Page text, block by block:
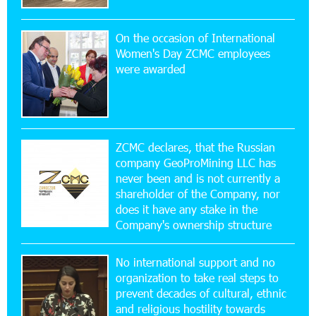
16:29:04 20-07-2026
Ucom Sales and Service Center Reopens at 3/47
Yerevanyan Street in Yeghvard
tickets: Idram&IDBank
15:10:21 17-07-2026
Converse Bank Named Armenia’s Best Digital
Bank for Consumers by Euromoney
11:36:50 17-07-2026
Ucom and Microsoft Innovation Center Help
School Students Build Cybersecurity Skills
12:45:18 16-07-2026
On the occasion of International
Women's Day ZCMC employees
were awarded
ZCMC declares, that the Russian
company GeoProMining LLC has
never been and is not currently a
shareholder of the Company, nor
does it have any stake in the
Company's ownership structure
No international support and no
organization to take real steps to
prevent decades of cultural, ethnic
and religious hostility towards